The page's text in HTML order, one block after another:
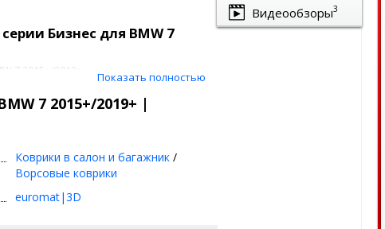
Видеообзоры3
Бизнес для BMW 7
7 2015+/2019+
4 слоя
и текстильных
Показать полностью
7 2015+/2019+ |
Коврики в салон и багажник /
Ворсовые коврики
euromat|3D